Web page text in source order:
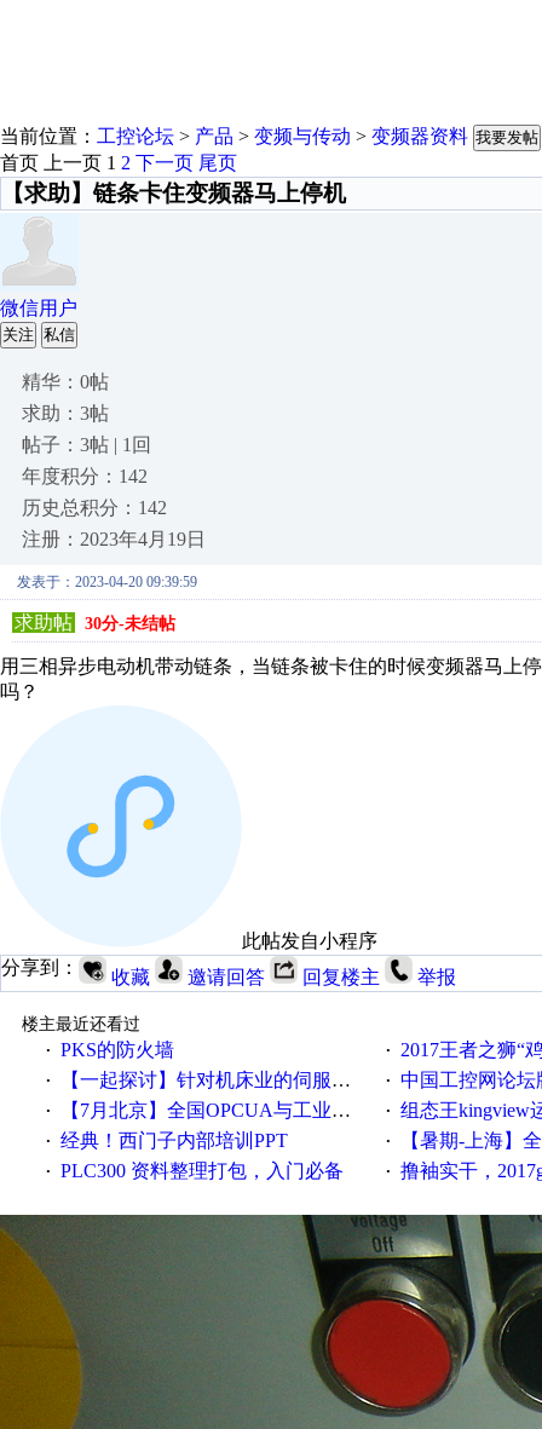
当前位置： 工控论坛 > 产品 > 变频与传动 > 变频器资料 我要发帖
首页 上一页 1 2 下一页 尾页
【求助】链条卡住变频器马上停机
微信用户
关注 私信
精华：0帖
求助：3帖
帖子：3帖 | 1回
年度积分：142
历史总积分：142
注册：2023年4月19日
发表于：2023-04-20 09:39:59
求助帖 30分-未结帖
用三相异步电动机带动链条，当链条被卡住的时候变频器马上
吗？
此帖发自小程序
分享到：
收藏 邀请回答 回复楼主 举报
楼主最近还看过
· PKS的防火墙 · 2017王者之狮“鸡”情签到
· 【一起探讨】针对机床业的伺服系统发展，您的期望是什么？ · 中国工控网论坛版
· 【7月北京】全国OPCUA与工业互联技术培训班通知！ · 组态王kingview
· 经典！西门子内部培训PPT · 【暑期-上海】全国工业
· PLC300 资料整理打包，入门必备 · 撸袖实干，2017gongkong®第